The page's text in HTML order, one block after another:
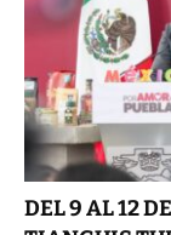
DEL 9 AL 12